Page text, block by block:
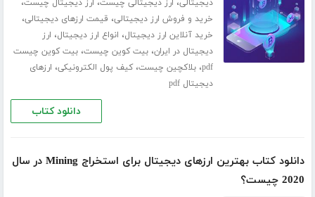
دیجیتالی، ارز دیجیتالی چیست، ارز دیجیتال چیست،
خرید و فروش ارز دیجیتالی، قیمت ارزهای دیجیتالی،
خرید آنلاین ارز دیجیتال، انواع ارز دیجیتال، ارز
دیجیتال در ایران،بیت کوین چیست،بیت کوین چیست
pdf،بلاکچین چیست،کیف پول الکترونیکی، ارزهای
دیجیتال pdf
دانلود کتاب
دانلود کتاب بهترین ارزهای دیجیتال برای استخراج Mining در سال
2020 چیست؟